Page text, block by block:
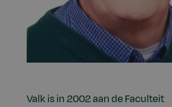
Valk is in 2002 aan de Faculteit